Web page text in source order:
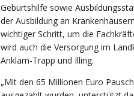
Geburtshilfe sowie
der Ausbildung an
wichtiger Schritt, um die
wird auch die Versorgung im
Anklam-Trapp und Illing.
„Mit den 65 Millionen Euro